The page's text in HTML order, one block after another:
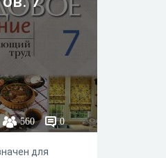
560 0
для